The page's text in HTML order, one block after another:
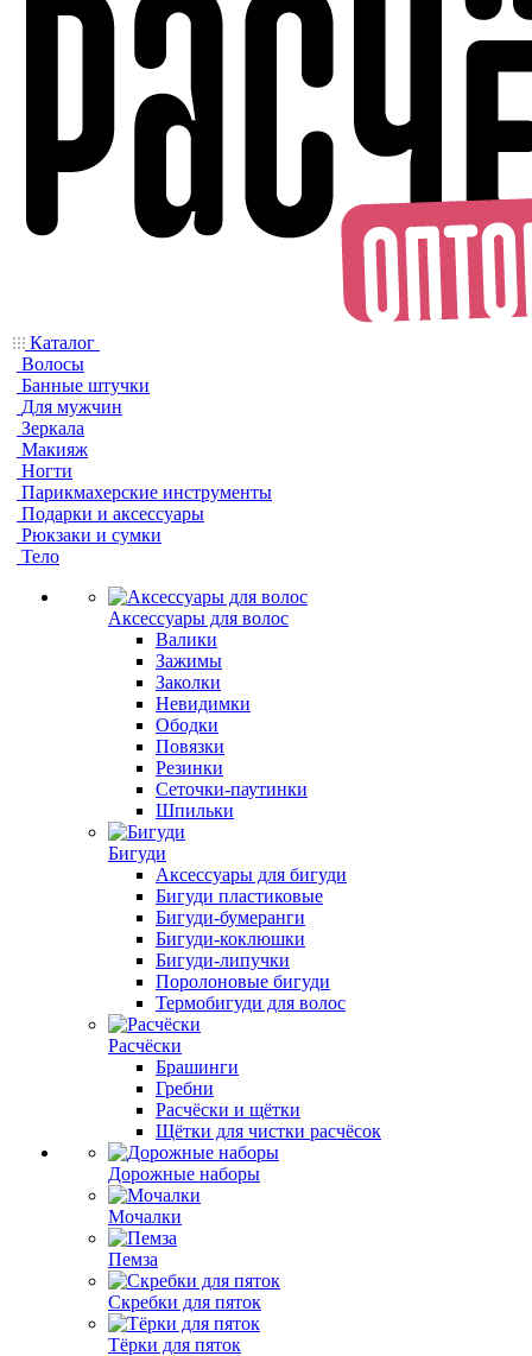
Каталог
Волосы
Банные штучки
Для мужчин
Зеркала
Макияж
Ногти
Парикмахерские инструменты
Подарки и аксессуары
Рюкзаки и сумки
Тело
Аксессуары для волос
Валики
Зажимы
Заколки
Невидимки
Ободки
Повязки
Резинки
Сеточки-паутинки
Шпильки
Бигуди
Аксессуары для бигуди
Бигуди пластиковые
Бигуди-бумеранги
Бигуди-коклюшки
Бигуди-липучки
Поролоновые бигуди
Термобигуди для волос
Расчёски
Брашинги
Гребни
Расчёски и щётки
Щётки для чистки расчёсок
Дорожные наборы
Мочалки
Пемза
Скребки для пяток
Тёрки для пяток